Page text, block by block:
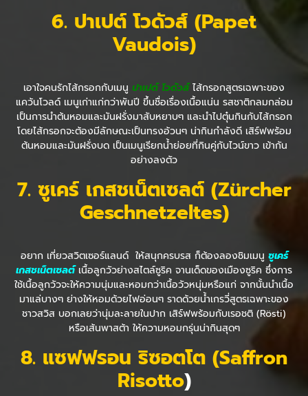
6. ปาเปต์ โวดัวส์ (Papet
Vaudois)
เอาใจคนรักไส้กรอกกับเมนู ปาเปต์ โวดัวส์ไส้กรอกสูตรเฉพาะของ
แคว้นโวลด์ เมนูเก่าแก่กว่าพันปี ขึ้นชื่อเรื่องเนื้อแน่น รสชาติกลมกล่อม
เป็นการนำต้นหอมและมันฝรั่งมาสับหยาบๆ และนำไปตุ๋นกินกับไส้กรอก
โดยไส้กรอกจะต้องมีลักษณะเป็นทรงอ้วนๆ น่ากินกำลังดี เสิร์ฟพร้อม
ต้นหอมและมันฝรั่งบด เป็นเมนูเรียกน้ำย่อยที่กินคู่กับไวน์ขาว เข้ากัน
อย่างลงตัว
7. ซูเคร์ เกสชเน็ตเซลต์ (Zürcher
Geschnetzeltes)
อยาก เที่ยวสวิตเซอร์แลนด์ ให้สนุกครบรส ก็ต้องลองชิมเมนู ซูเคร์
เกสชเน็ตเซลต์เนื้อลูกวัวย่างสไตล์ซูริค จานเด็ดของเมืองซูริค ซึ่งการ
ใช้เนื้อลูกวัวจะให้ความนุ่มและหอมกว่าเนื้อวัวหนุ่มหรือแก่ จากนั้นนำเนื้อ
มาแล่บางๆ ย่างให้หอมด้วยไฟอ่อนๆ ราดด้วยน้ำเกรวี่สูตรเฉพาะของ
ชาวสวิส บอกเลยว่านุ่มละลายในปาก เสิร์ฟพร้อมกับเรอชติ (Rösti)
หรือเส้นพาสต้า ให้ความหอมกรุ่นน่ากินสุดๆ
8. แซฟฟรอน ริซอตโต (Saffron
Risotto)